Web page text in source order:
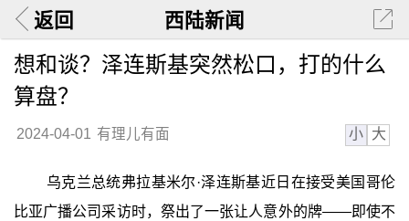
返回 西陆新闻
想和谈？泽连斯基突然松口，打的什么
算盘？
2024-04-01 有理儿有面 小 大
乌克兰总统弗拉基米尔·泽连斯基近日在接受美国哥伦
比亚广播公司采访时，祭出了一张让人意外的牌——即使不